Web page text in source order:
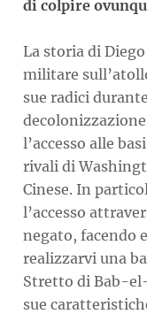
di colpire
La storia di
militare
sue radici
l’accesso alle
rivali di
Cinese. In
l’accesso
negato, facendo
realizzarvi una
Stretto di Bab-
sue